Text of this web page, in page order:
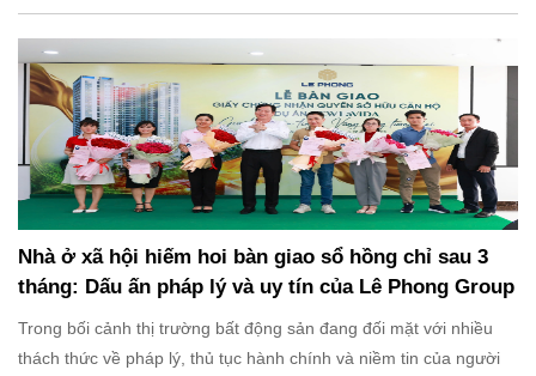
Nhà ở xã hội hiếm hoi bàn giao sổ hồng chỉ sau 3
tháng: Dấu ấn pháp lý và uy tín của Lê Phong Group
Trong bối cảnh thị trường bất động sản đang đối mặt với nhiều
thách thức về pháp lý, thủ tục hành chính và niềm tin của người